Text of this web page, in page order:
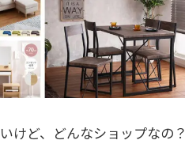
けど、どんなショップなの？